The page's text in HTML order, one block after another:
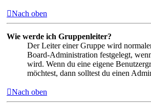
Nach oben
Wie werde ich Gruppenleiter?
Der Leiter einer Gruppe wird
Board-Administration festgelegt,
wird. Wenn du eine eigene
möchtest, dann solltest du einen
Nach oben